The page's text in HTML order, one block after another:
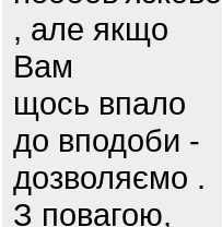
, але якщо
Вам
щось впало
до вподоби -
дозволяємо .
З повагою,